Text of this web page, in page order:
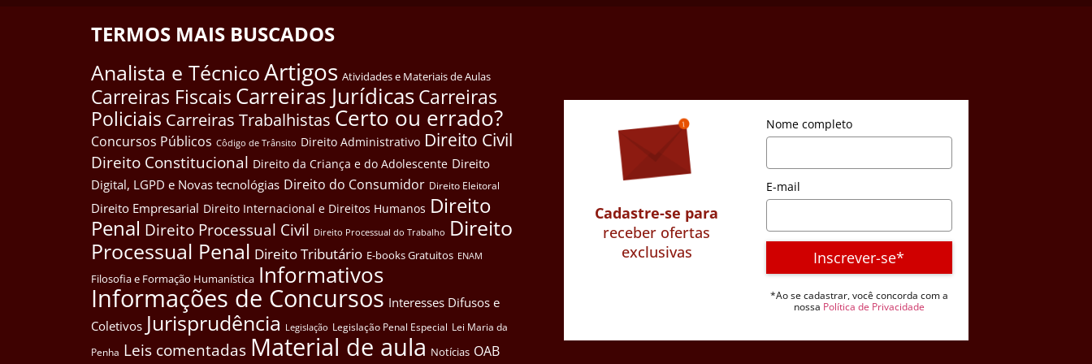
TERMOS MAIS BUSCADOS
Analista e TécnicoArtigos Atividades e Materiais de Aulas
Carreiras Fiscais Carreiras JurídicasCarreiras
Policiais Carreiras Trabalhistas Certo ou errado?
Concursos Públicos Côdigo de Trânsito Direito Administrativo Direito Civil
Direito Constitucional Direito da Criança e do Adolescente Direito
Digital, LGPD e Novas tecnológias Direito do Consumidor Direito Eleitoral
Direito Empresarial Direito Internacional e Direitos Humanos Direito
Penal Direito Processual Civil Direito Processual do Trabalho Direito
Processual Penal Direito Tributário E-books Gratuitos ENAM
Filosofia e Formação Humanística Informativos
Informações de Concursos Interesses Difusos e
Coletivos Jurisprudência Legislação Legislação Penal Especial Lei Maria da
Penha Leis comentadas Material de aula Notícias OAB
Cadastre-se para
receber ofertas
exclusivas
Nome completo
E-mail
Inscrever-se*
*Ao se cadastrar, você concorda com a
nossa Política de Privacidade